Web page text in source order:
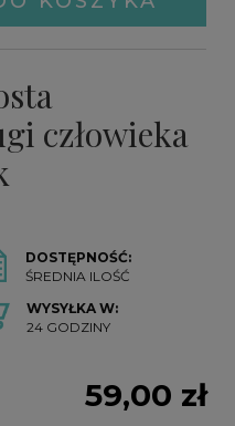
człowieka
DOSTĘPNOŚĆ:
ŚREDNIA ILOŚĆ
WYSYŁKA W:
24 GODZINY
59,00 zł